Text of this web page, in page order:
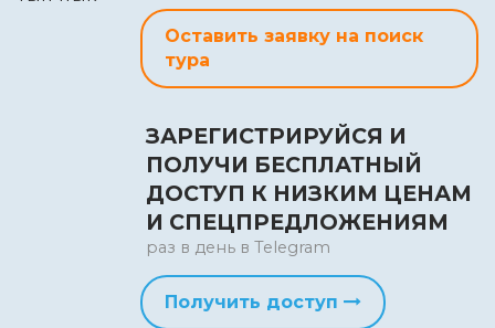
Оставить заявку на поиск
тура
ЗАРЕГИСТРИРУЙСЯ И
ПОЛУЧИ БЕСПЛАТНЫЙ
ДОСТУП К НИЗКИМ ЦЕНАМ
И СПЕЦПРЕДЛОЖЕНИЯМ
раз в день в Telegram
Получить доступ